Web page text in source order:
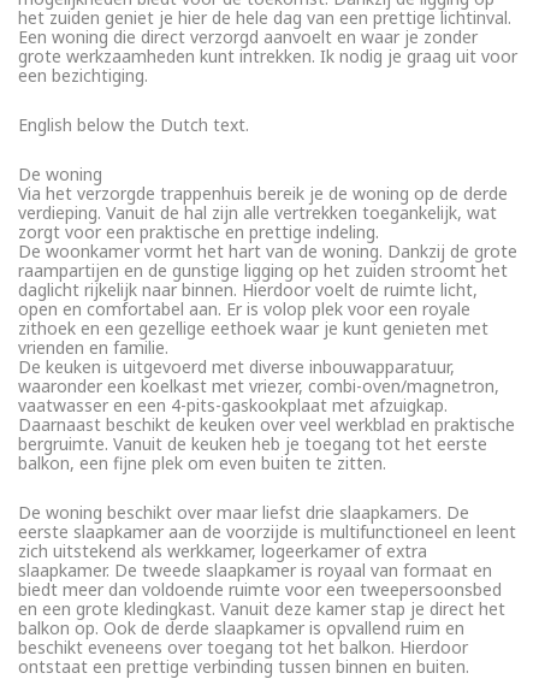
het zuiden geniet je hier de hele dag van een prettige lichtinval.
Een woning die direct verzorgd aanvoelt en waar je zonder
grote werkzaamheden kunt intrekken. Ik nodig je graag uit voor
een bezichtiging.
English below the Dutch text.
De woning
Via het verzorgde trappenhuis bereik je de woning op de derde
verdieping. Vanuit de hal zijn alle vertrekken toegankelijk, wat
zorgt voor een praktische en prettige indeling.
De woonkamer vormt het hart van de woning. Dankzij de grote
raampartijen en de gunstige ligging op het zuiden stroomt het
daglicht rijkelijk naar binnen. Hierdoor voelt de ruimte licht,
open en comfortabel aan. Er is volop plek voor een royale
zithoek en een gezellige eethoek waar je kunt genieten met
vrienden en familie.
De keuken is uitgevoerd met diverse inbouwapparatuur,
waaronder een koelkast met vriezer, combi-oven/magnetron,
vaatwasser en een 4-pits-gaskookplaat met afzuigkap.
Daarnaast beschikt de keuken over veel werkblad en praktische
bergruimte. Vanuit de keuken heb je toegang tot het eerste
balkon, een fijne plek om even buiten te zitten.
De woning beschikt over maar liefst drie slaapkamers. De
eerste slaapkamer aan de voorzijde is multifunctioneel en leent
zich uitstekend als werkkamer, logeerkamer of extra
slaapkamer. De tweede slaapkamer is royaal van formaat en
biedt meer dan voldoende ruimte voor een tweepersoonsbed
en een grote kledingkast. Vanuit deze kamer stap je direct het
balkon op. Ook de derde slaapkamer is opvallend ruim en
beschikt eveneens over toegang tot het balkon. Hierdoor
ontstaat een prettige verbinding tussen binnen en buiten.